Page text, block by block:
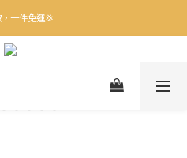
App 即享多重禮遇！
一件免運💢
送貨上門免運